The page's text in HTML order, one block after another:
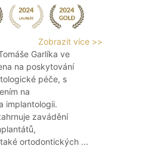
Zobrazit více >>
Garlíka ve
na poskytování
péče, s
na
implantologii.
zavádění
ortodontických ...